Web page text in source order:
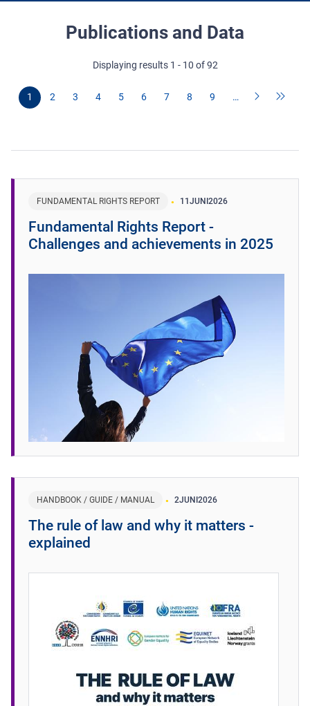
Publications and Data
Displaying results 1 - 10 of 92
1 2 3 4 5 6 7 8 9 …
FUNDAMENTAL RIGHTS REPORT 11 JUNI 2026
Fundamental Rights Report -
Challenges and achievements in 2025
HANDBOOK / GUIDE / MANUAL 2JUNI2026
The rule of law and why it matters -
explained